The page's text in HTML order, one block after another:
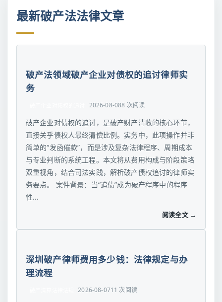
最新破产法法律文章
破产法领域破产企业对债权的追讨律师实
务
2026-08-088 次阅读
破产企业对债权的追讨，是破产财产清收的核心环节，
直接关乎债权人最终清偿比例。实务中，此项操作并非
简单的“发函催款”，而是涉及复杂法律程序、周期成本
与专业判断的系统工程。本文将从费用构成与阶段策略
双重视角，结合司法实践，解析破产债权追讨的律师实
务要点。 案件背景：当“追债”成为破产程序中的程序
性...
阅读全文 →
深圳破产律师费用多少钱：法律规定与办
理流程
2026-08-0711 次阅读